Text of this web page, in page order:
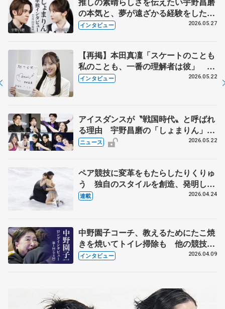
の本気と、夢が遠ざかる経験をした本
田真凜の覚悟
インタビュー 2026.05.27
【再掲】本田真凜「スケートのことも
私のことも、一番の理解者は彼」 引
退時の単独インタビューで語った競技
インタビュー 2026.05.22
アイスダンスが〝戦国時代〟と呼ばれ
る理由 宇野昌磨の「しょまりん」ら
実力者が相次いで参戦 国内の競争激
ニュース 2026.05.22
ペア競技に変革をもたらしたりくりゅ
う 独自のスタイルを創造、発明した
【引退発表後②】
連載 2026.04.24
中野園子コーチ、教えるためにたこ焼
きを焼いてトイレ掃除も 他の競技に
も通用するという坂本花織の筋肉
インタビュー 2026.04.09